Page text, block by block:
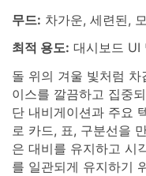
무드: 차가운, 세련된,
최적 용도: 대시보드 UI
돌 위의 겨울 빛처럼
이스를 깔끔하고 집중
단 내비게이션과 주요
로 카드, 표, 구분선을
은 대비를 유지하고 시
를 일관되게 유지하기